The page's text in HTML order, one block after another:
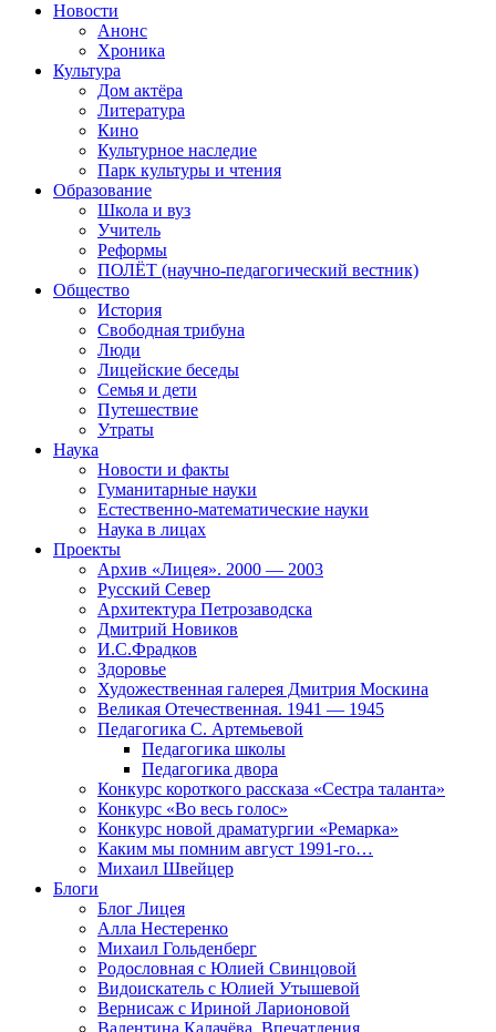
Новости
Анонс
Хроника
Культура
Дом актёра
Литература
Кино
Культурное наследие
Парк культуры и чтения
Образование
Школа и вуз
Учитель
Реформы
ПОЛЁТ (научно-педагогический вестник)
Общество
История
Свободная трибуна
Люди
Лицейские беседы
Семья и дети
Путешествие
Утраты
Наука
Новости и факты
Гуманитарные науки
Естественно-математические науки
Наука в лицах
Проекты
Архив «Лицея». 2000 — 2003
Русский Север
Архитектура Петрозаводска
Дмитрий Новиков
И.С.Фрадков
Здоровье
Художественная галерея Дмитрия Москина
Великая Отечественная. 1941 — 1945
Педагогика С. Артемьевой
Педагогика школы
Педагогика двора
Конкурс короткого рассказа «Сестра таланта»
Конкурс «Во весь голос»
Конкурс новой драматургии «Ремарка»
Каким мы помним август 1991-го…
Михаил Швейцер
Блоги
Блог Лицея
Алла Нестеренко
Михаил Гольденберг
Родословная с Юлией Свинцовой
Видоискатель с Юлией Утышевой
Вернисаж с Ириной Ларионовой